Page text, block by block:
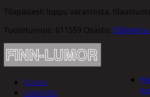
Tilapäisesti loppu varastosta,
Tuotetunnus: 611559 Osasto: Eläimet
Kuvaus
Lisätiedot